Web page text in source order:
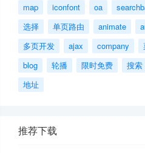
map
iconfont oa
选择
单页路由 animate
多页开发
ajax company
blog
轮播 限时免费 搜索
地址
推荐下载